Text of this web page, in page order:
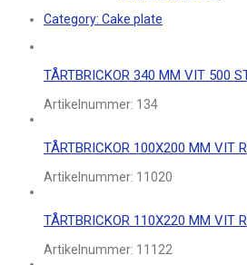
Category: Cake plate
TÅRTBRICKOR 340 MM VIT 500
Artikelnummer: 134
TÅRTBRICKOR 100X200 MM VIT
Artikelnummer: 11020
TÅRTBRICKOR 110X220 MM VIT
Artikelnummer: 11122